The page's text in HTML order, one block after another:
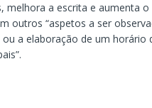
a escrita e aumenta
outros “aspetos a ser
a elaboração de um horário